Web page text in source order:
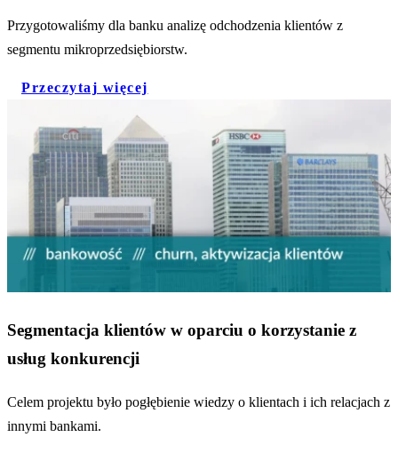
Przygotowaliśmy dla banku analizę odchodzenia klientów z
segmentu mikroprzedsiębiorstw.
Przeczytaj więcej
Segmentacja klientów w oparciu o korzystanie z
usług konkurencji
Celem projektu było pogłębienie wiedzy o klientach i ich relacjach z
innymi bankami.